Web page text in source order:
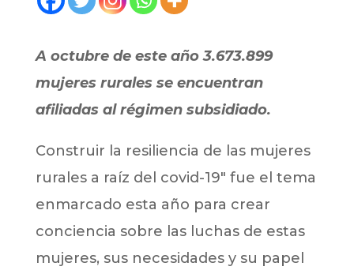
​A octubre de este año 3.673.899
mujeres rurales se encuentran
afiliadas al régimen subsidiado.
Construir la resiliencia de las mujeres
rurales a raíz del covid-19″ fue el tema
enmarcado esta año para crear
conciencia sobre las luchas de estas
mujeres, sus necesidades y su papel